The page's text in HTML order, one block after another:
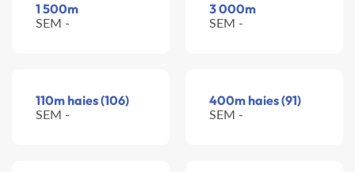
1 500m
SEM -
3 000m
SEM -
110m haies (106)
SEM -
400m haies (91)
SEM -